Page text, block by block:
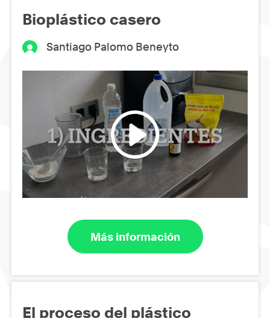
Bioplástico casero
Santiago Palomo Beneyto
Más información
El proceso del plástico